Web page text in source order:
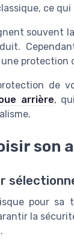
ce qui
souvent
protection
de
arrière,
son
pour
la